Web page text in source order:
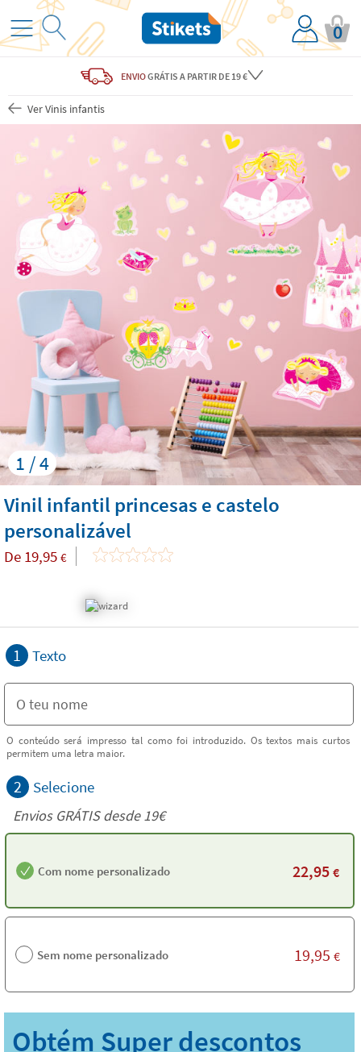
0
ENVIOGRÁTIS A PARTIR DE 19 €
Ver Vinis infantis
1 / 4
Vinil infantil princesas e castelo
personalizável
De 19,95 €
1 Texto
O conteúdo será impresso tal como foi introduzido. Os textos mais curtos
permitem uma letra maior.
2 Selecione
Envios GRÁTIS desde 19€
Com nome personalizado 22,95 €
Sem nome personalizado 19,95 €